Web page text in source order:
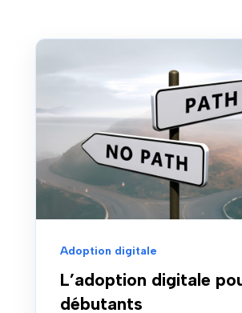
Adoption digitale
L’adoption digitale
débutants